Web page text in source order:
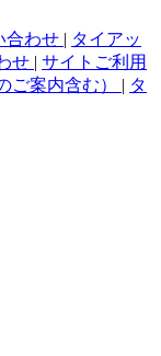
合わせ | タイアッ
せ | サイトご利用
ご案内含む） | タ